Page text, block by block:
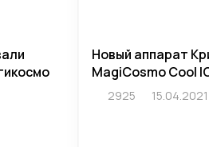
Новый аппарат
MagiCosmo Cool
2925 15.04.2021